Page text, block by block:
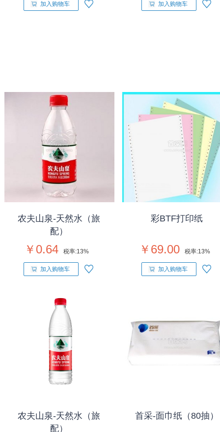
加入购物车 加入购物车
农夫山泉-天然水（旅
配）
￥0.64 税率:13%
加入购物车
彩BTF打印纸
￥69.00 税率:13%
加入购物车
农夫山泉-天然水（旅
配）
首采-面巾纸（80抽）